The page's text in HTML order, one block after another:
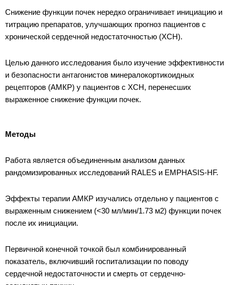
Снижение функции почек нередко ограничивает инициацию и
титрацию препаратов, улучшающих прогноз пациентов с
хронической сердечной недостаточностью (ХСН).
Целью данного исследования было изучение эффективности
и безопасности антагонистов минералокортикоидных
рецепторов (АМКР) у пациентов с ХСН, перенесших
выраженное снижение функции почек.
Методы
Работа является объединенным анализом данных
рандомизированных исследований RALES и EMPHASIS-HF.
Эффекты терапии АМКР изучались отдельно у пациентов с
выраженным снижением (<30 мл/мин/1.73 м2) функции почек
после их инициации.
Первичной конечной точкой был комбинированный
показатель, включивший госпитализации по поводу
сердечной недостаточности и смерть от сердечно-